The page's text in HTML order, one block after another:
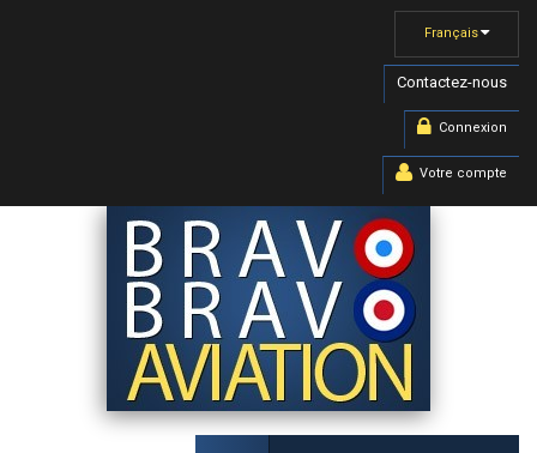
Français
Contactez-nous
Connexion
Votre compte